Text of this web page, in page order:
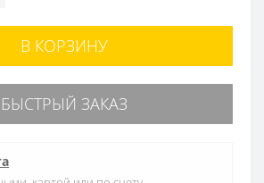
В КОРЗИНУ
БЫСТРЫЙ ЗАКАЗ